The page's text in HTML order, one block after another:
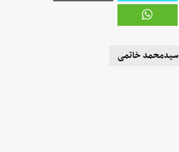
سیدمحمد خاتمی